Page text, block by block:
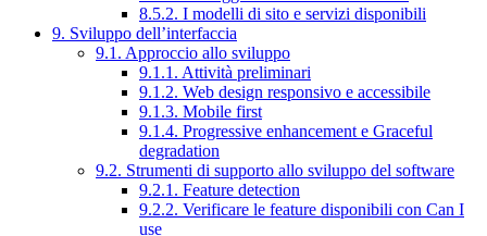
8.5.2. I modelli di sito e servizi disponibili
9. Sviluppo dell’interfaccia
9.1. Approccio allo sviluppo
9.1.1. Attività preliminari
9.1.2. Web design responsivo e accessibile
9.1.3. Mobile first
9.1.4. Progressive enhancement e Graceful
degradation
9.2. Strumenti di supporto allo sviluppo del software
9.2.1. Feature detection
9.2.2. Verificare le feature disponibili con Can I
use